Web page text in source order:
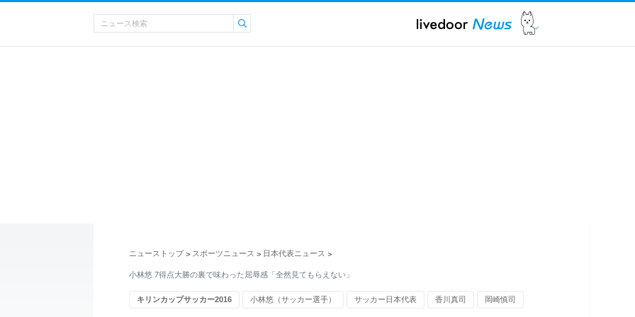
ニューストップ > スポーツニュース > 日本代表ニュース >
小林悠 7得点大勝の裏で味わった屈辱感「全然見てもらえない」
キリンカップサッカー2016 小林悠（サッカー選手） サッカー日本代表 香川真司 岡崎慎司